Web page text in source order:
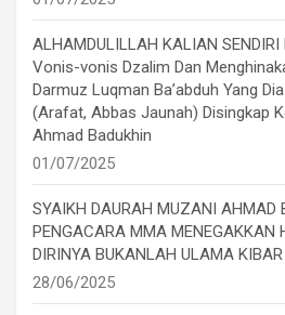
ALHAMDULILLAH KALIAN SENDIRI
Vonis-vonis Dzalim Dan
Darmuz Luqman Ba’abduh Yang
(Arafat, Abbas Jaunah) Disingkap
Ahmad Badukhin
01/07/2025
SYAIKH DAURAH MUZANI AHMAD
PENGACARA MMA MENEGAKKAN
DIRINYA BUKANLAH ULAMA
28/06/2025